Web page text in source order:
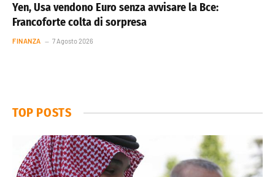
Yen, Usa vendono Euro senza avvisare la Bce:
Francoforte colta di sorpresa
FINANZA 7 Agosto 2026
TOP POSTS